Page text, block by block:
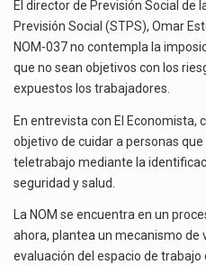
Y
El director de Previsión Social de
Previsión Social (STPS), Omar
NOM-037 no contempla la
que no sean objetivos con los
expuestos los trabajadores.
En entrevista con El Economista,
objetivo de cuidar a personas
teletrabajo mediante la
seguridad y salud.
La NOM se encuentra en un
ahora, plantea un mecanismo de
evaluación del espacio de